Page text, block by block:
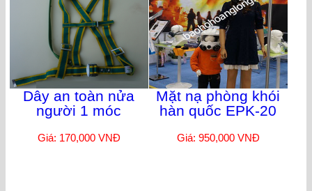
Dây an toàn nửa
người 1 móc
Giá: 170,000 VNĐ
Mặt nạ phòng khói
hàn quốc EPK-20
Giá: 950,000 VNĐ